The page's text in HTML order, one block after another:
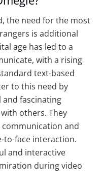
the need for the most
is additional
age has led to a
with a rising
text-based
to this need by
fascinating
others. They
and
to-face interaction.
and interactive
during video